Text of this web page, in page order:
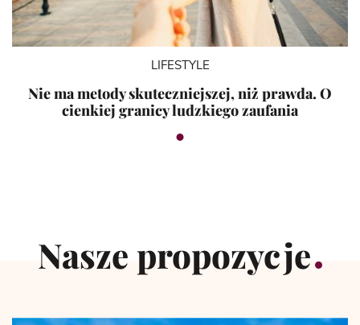
LIFESTYLE
Nie ma metody skuteczniejszej, niż prawda. O
cienkiej granicy ludzkiego zaufania
Nasze propozycje